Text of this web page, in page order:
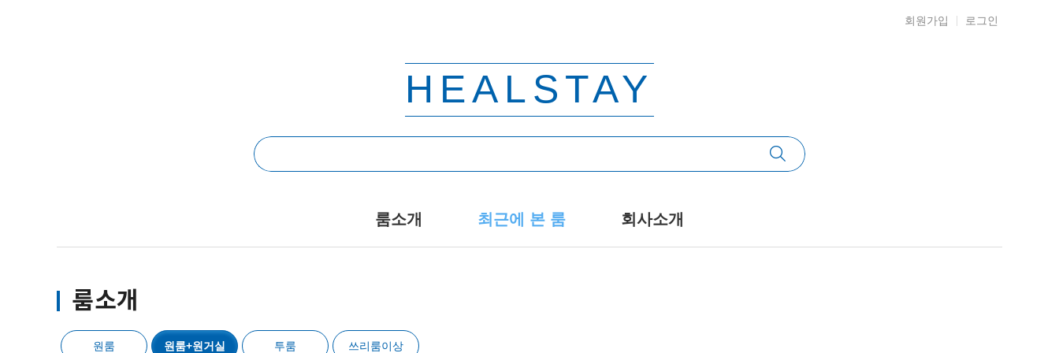
회원가입 로그인
HEALSTAY
룸소개 최근에 본 룸 회사소개
룸소개
원룸 원룸+원거실 투룸 쓰리룸이상